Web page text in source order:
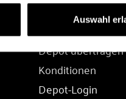
Auswahl
DEPOT
Depot übertragen
Konditionen
Depot-Login